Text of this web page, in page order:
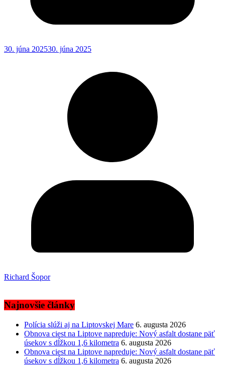
30. júna 202530. júna 2025
Richard Šopor
Najnovšie články
Polícia slúži aj na Liptovskej Mare 6. augusta 2026
Obnova ciest na Liptove napreduje: Nový asfalt dostane päť
úsekov s dĺžkou 1,6 kilometra 6. augusta 2026
Obnova ciest na Liptove napreduje: Nový asfalt dostane päť
úsekov s dĺžkou 1,6 kilometra 6. augusta 2026